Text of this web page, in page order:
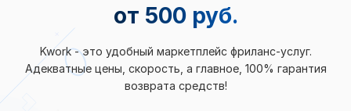
от 500 руб.
Kwork - это удобный маркетплейс фриланс-услуг.
Адекватные цены, скорость, а главное, 100% гарантия
возврата средств!